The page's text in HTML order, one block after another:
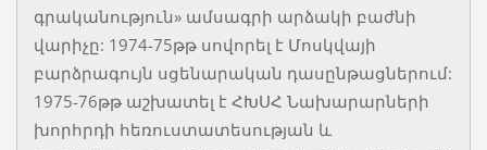
գրականություն» ամսագրի արձակի բաժնի
վարիչը: 1974-75թթ սովորել է Մոսկվայի
բարձրագույն սցենարական դասընթացներում:
1975-76թթ աշխատել է ՀԽՍՀ Նախարարների
խորհրդի հեռուստատեսության և